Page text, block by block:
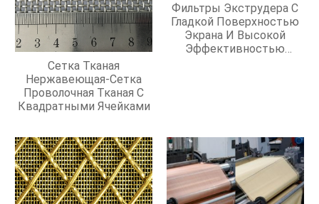
Сетка Тканая
Нержавеющая-Сетка
Проволочная Тканая С
Квадратными Ячейками
Фильтры Экструдера С
Гладкой Поверхностью
Экрана И Высокой
Эффективностью